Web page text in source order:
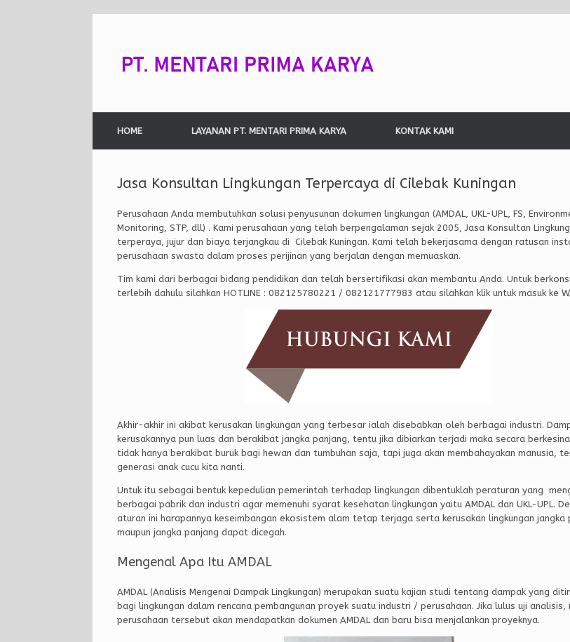
HOME LAYANAN PT. MENTARI PRIMA KARYA KONTAK KAMI
Jasa Konsultan Lingkungan Terpercaya di Cilebak Kuningan
Perusahaan Anda membutuhkan solusi penyusunan dokumen lingkungan (AMDAL, UKL-UPL, FS,
Monitoring, STP, dll) . Kami perusahaan yang telah berpengalaman sejak 2005, Jasa Konsultan
terperaya, jujur dan biaya terjangkau di Cilebak Kuningan. Kami telah bekerjasama dengan ratusan
perusahaan swasta dalam proses perijinan yang berjalan dengan memuaskan.
Tim kami dari berbagai bidang pendidikan dan telah bersertifikasi akan membantu Anda. Untuk
terlebih dahulu silahkan HOTLINE : 082125780221 / 082121777983 atau silahkan klik untuk masuk ke
Akhir-akhir ini akibat kerusakan lingkungan yang terbesar ialah disebabkan oleh berbagai industri.
kerusakannya pun luas dan berakibat jangka panjang, tentu jika dibiarkan terjadi maka secara
tidak hanya berakibat buruk bagi hewan dan tumbuhan saja, tapi juga akan membahayakan manusia,
generasi anak cucu kita nanti.
Untuk itu sebagai bentuk kepedulian pemerintah terhadap lingkungan dibentuklah peraturan yang
berbagai pabrik dan industri agar memenuhi syarat kesehatan lingkungan yaitu AMDAL dan UKL-UPL.
aturan ini harapannya keseimbangan ekosistem alam tetap terjaga serta kerusakan lingkungan jangka
maupun jangka panjang dapat dicegah.
Mengenal Apa Itu AMDAL
AMDAL (Analisis Mengenai Dampak Lingkungan) merupakan suatu kajian studi tentang dampak yang
bagi lingkungan dalam rencana pembangunan proyek suatu industri / perusahaan. Jika lulus uji analisis,
perusahaan tersebut akan mendapatkan dokumen AMDAL dan baru bisa menjalankan proyeknya.